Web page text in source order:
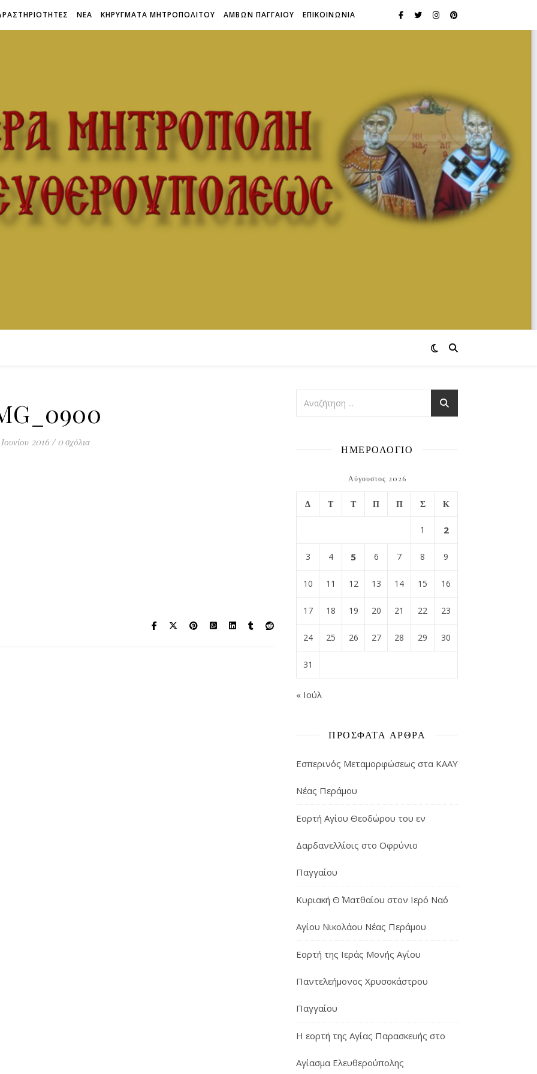
ΝΕΑ ΚΗΡΥΓΜΑΤΑ ΜΗΤΡΟΠΟΛΙΤΟΥ ΑΜΒΩΝ ΠΑΓΓΑΙΟΥ ΕΠΙΚΟΙΝΩΝΙΑ
2016 / 0 σχόλια
ΗΜΕΡΟΛΟΓΙΟ
Αύγουστος 2026
Δ Τ Τ Π Π Σ Κ
1 2
3 4 5 6 7 8 9
10 11 12 13 14 15 16
17 18 19 20 21 22 23
24 25 26 27 28 29 30
31
« Ιούλ
ΠΡΌΣΦΑΤΑ ΆΡΘΡΑ
Εσπερινός Μεταμορφώσεως στα ΚΑΑΥ
Νέας Περάμου
Εορτή Αγίου Θεοδώρου του εν
Δαρδανελλίοις στο Οφρύνιο
Παγγαίου
Κυριακή Θ΄ Ματθαίου στον Ιερό Ναό
Αγίου Νικολάου Νέας Περάμου
Εορτή της Ιεράς Μονής Αγίου
Παντελεήμονος Χρυσοκάστρου
Παγγαίου
Η εορτή της Αγίας Παρασκευής στο
Αγίασμα Ελευθερούπολης